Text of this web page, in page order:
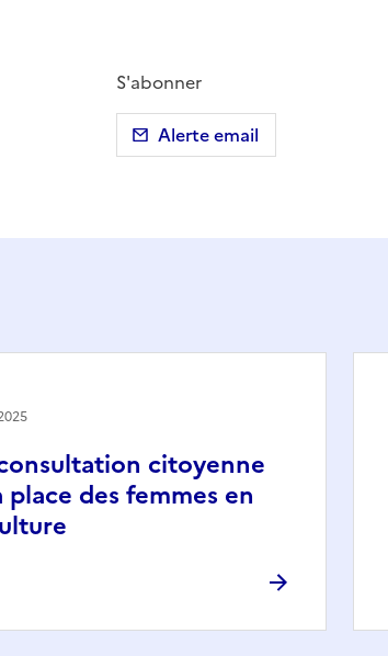
Twitter)
emaildans le presse-papier
S'abonner
Alerte email
citoyenne
place des femmes en